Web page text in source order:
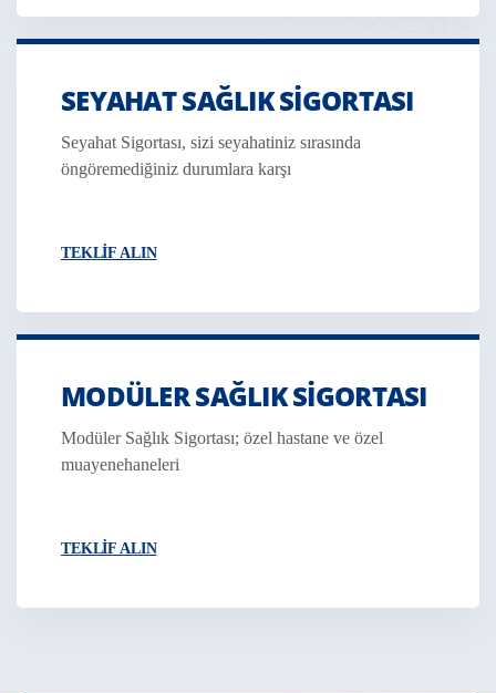
SEYAHAT SAĞLIK SIGORTASI
Seyahat Sigortası, sizi seyahatiniz sırasında
öngöremediğiniz durumlara karşı
TEKLIF ALIN
MODÜLER SAĞLIK SIGORTASI
Modüler Sağlık Sigortası; özel hastane ve özel
muayenehaneleri
TEKLIF ALIN